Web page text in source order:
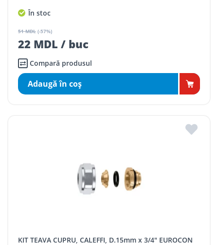
În stoc
51 MDL (-57%)
22 MDL / buc
Compară produsul
Adaugă în coş
KIT TEAVA CUPRU, CALEFFI, D.15mm x 3/4" EUROCON